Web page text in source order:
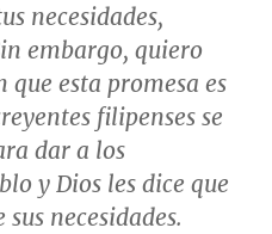
necesidades,
embargo, quiero
que esta promesa es
filipenses se
dar a los
y Dios les dice que
necesidades.